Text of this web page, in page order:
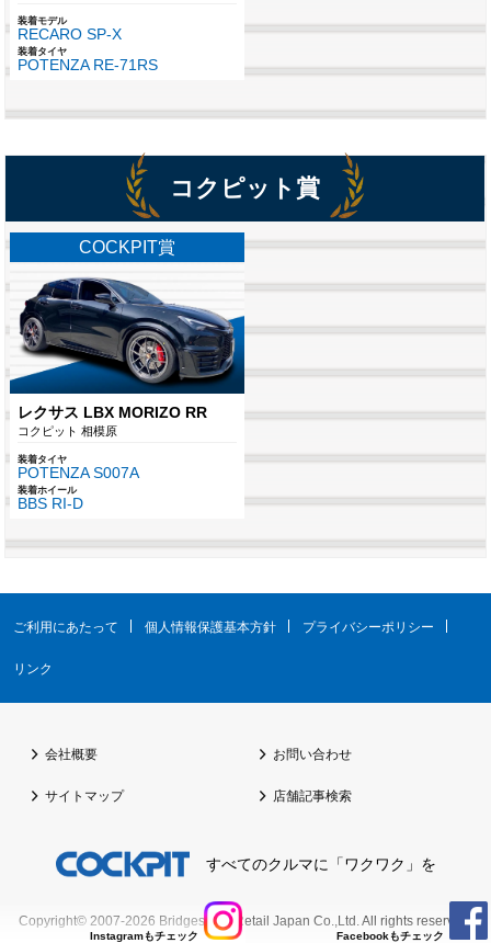
装着モデル
RECARO SP-X
装着タイヤ
POTENZA RE-71RS
コクピット賞
COCKPIT賞
レクサス LBX MORIZO RR
コクピット 相模原
装着タイヤ
POTENZA S007A
装着ホイール
BBS RI-D
ご利用にあたって 個人情報保護基本方針 プライバシーポリシー
リンク
会社概要 お問い合わせ
サイトマップ 店舗記事検索
すべてのクルマに「ワクワク」を
Copyright© 2007-2026 Bridgestone Retail Japan Co.,Ltd.All rights reserved.
Facebookもチェック
Instagramもチェック